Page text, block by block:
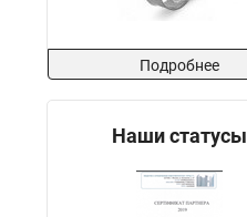
Подробнее
Наши статусы